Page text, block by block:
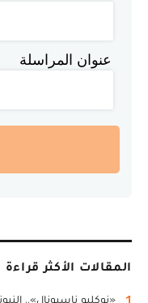
عنوان المراسلة
المقالات الأكثر قراءة
1 «نوكليو ناسيونال»..